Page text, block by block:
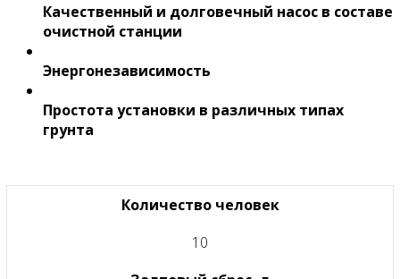
Качественный и долговечный насос в составе
очистной станции
Энергонезависимость
Простота установки в различных типах
грунта
Количество человек
10